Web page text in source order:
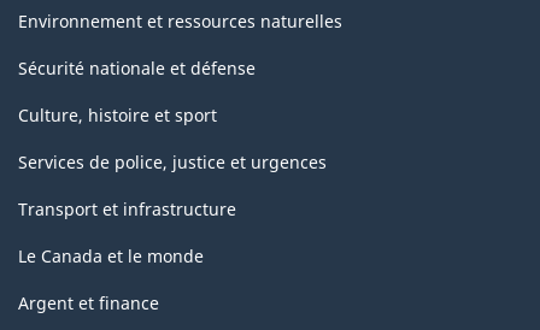
Environnement et ressources naturelles
Sécurité nationale et défense
Culture, histoire et sport
Services de police, justice et urgences
Transport et infrastructure
Le Canada et le monde
Argent et finance